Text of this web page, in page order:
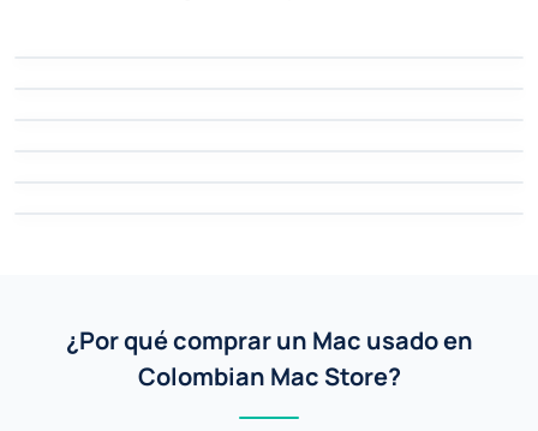
¿Por qué comprar un Mac usado en
Colombian Mac Store?